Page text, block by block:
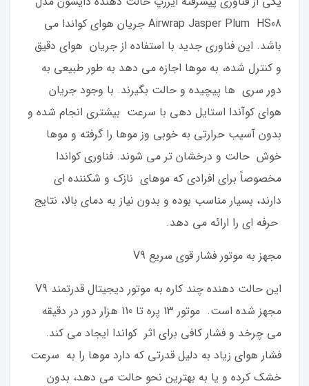
Airwrap Jasper Plum HS08 جریان هوای کواندا می
باشد. این فناوری جدید با استفاده از جریان هوای دقیق
و کنترل‌ شده، به موها اجازه می‌ دهد به‌ طور طبیعی به
دور سری‌ ها پیچیده و حالت بگیرند. با وجود جریان
هوای کوآندا استایل‌ دهی با سرعت بیشتری انجام شده و
بدون آسیب حرارتی به خوبی وز موها را گرفته و موها
خوش حالت و درخشان تر می‌ شوند. فناوری کواندا
مخصوصاً برای افرادی که موهای نازک و شکننده ای
دارند، بسیار مناسب بوده و بدون نیاز به دمای بالا، نتایج
حرفه‌ ای را ارائه می‌ دهد.
مجهز به موتور فشار قوی سریع V9
این حالت دهنده چند کاره به موتور دیجیتال قدرتمند V9
مجهز شده است. موتور 13 پره تا 110 هزار دور در دقیقه
می چرخد و فشار کافی برای اثر کواندا ایجاد می کند.
فشار هوای زیاد به دلیل قدرتی که دارد موها را به سرعت
خشک کرده و یا به بهترین نحو حالت می دهد، بدون